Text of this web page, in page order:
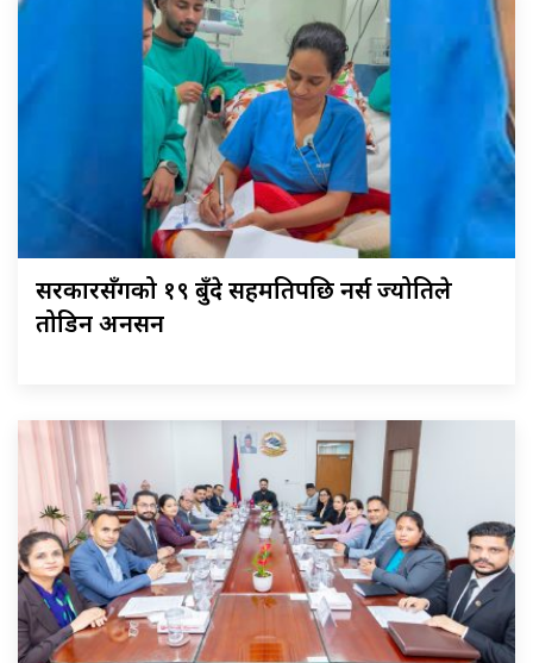
सरकारसँगको १९ बुँदे सहमतिपछि नर्स ज्योतिले
तोडिन अनसन